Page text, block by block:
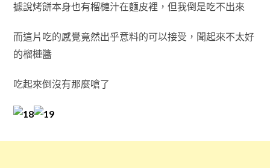
據說烤餅本身也有榴槤汁在麵皮裡，但我倒是吃不出來
而這片吃的感覺竟然出乎意料的可以接受，聞起來不太好
的榴槤醬
吃起來倒沒有那麼嗆了